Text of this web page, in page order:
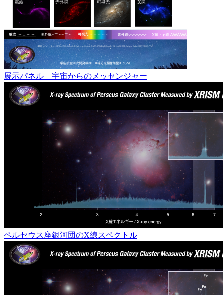
展示パネル 宇宙からのメッセンジャー
ペルセウス座銀河団のX線スペクトル